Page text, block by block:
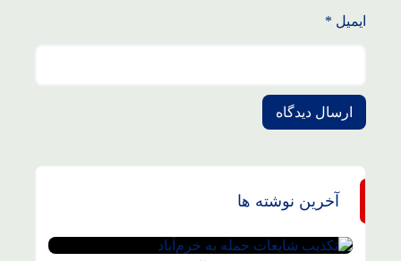
ایمیل *
آخرین نوشته ها